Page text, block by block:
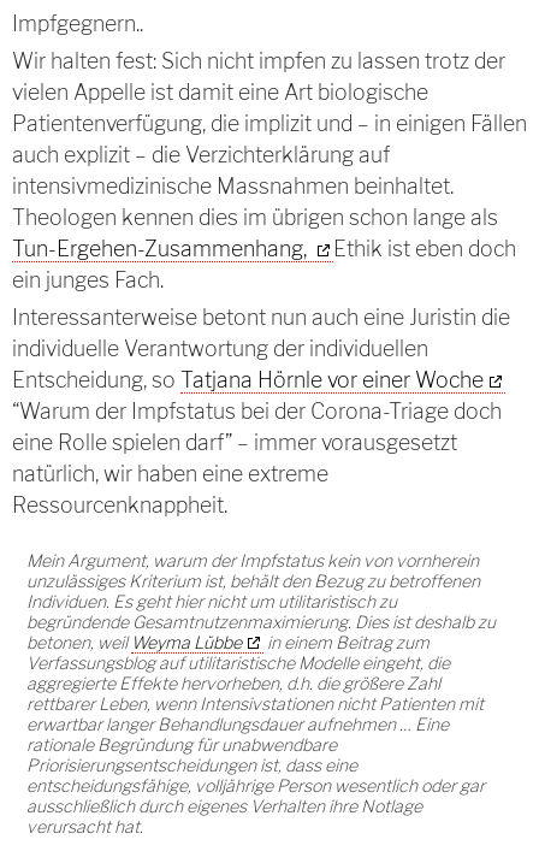
Impfgegnern..
Wir halten fest: Sich nicht impfen zu lassen trotz der
vielen Appelle ist damit eine Art biologische
Patientenverfügung, die implizit und – in einigen Fällen
auch explizit – die Verzichterklärung auf
intensivmedizinische Massnahmen beinhaltet.
Theologen kennen dies im übrigen schon lange als
Tun-Ergehen-Zusammenhang,
Ethik ist eben doch
ein junges Fach.
Interessanterweise betont nun auch eine Juristin die
individuelle Verantwortung der individuellen
Entscheidung, so Tatjana Hörnle vor einer Woche
“Warum der Impfstatus bei der Corona-Triage doch
eine Rolle spielen darf” – immer vorausgesetzt
natürlich, wir haben eine extreme
Ressourcenknappheit.
Mein Argument, warum der Impfstatus kein von vornherein
unzulässiges Kriterium ist, behält den Bezug zu betroffenen
Individuen. Es geht hier nicht um utilitaristisch zu
begründende Gesamtnutzenmaximierung. Dies ist deshalb zu
betonen, weil Weyma Lübbe
in einem Beitrag zum
Verfassungsblog auf utilitaristische Modelle eingeht, die
aggregierte Effekte hervorheben, d.h. die größere Zahl
rettbarer Leben, wenn Intensivstationen nicht Patienten mit
erwartbar langer Behandlungsdauer aufnehmen … Eine
rationale Begründung für unabwendbare
Priorisierungsentscheidungen ist, dass eine
entscheidungsfähige, volljährige Person wesentlich oder gar
ausschließlich durch eigenes Verhalten ihre Notlage
verursacht hat.